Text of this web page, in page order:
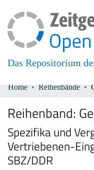
Das Repositorium
All of DSpace
Home Reihenbände
Reihenband:
Spezifika und
Vertriebenen-
SBZ/DDR